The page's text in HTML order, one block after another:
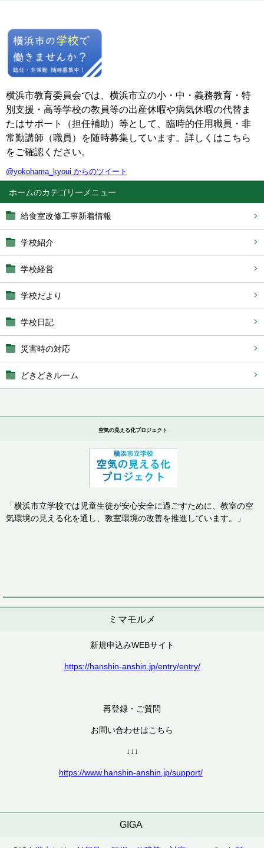
ホーム
給食室改修工事新着情報
学校紹介
学校経営
学校だより
学校日記
災害時の対応
どきどきルーム
空気の見える化プロジェクト
「横浜市立学校では児童生徒が安心安全に過ごすために、教室の空
気環境の見える化を通し、 教室環境の改善を推進しています。」
ミマモルメ
新規申込みWEBサイト
https://hanshin-anshin.jp/entry/entry/
再登録・ご質問
お問い合わせはこちら
↓↓↓
https://www.hanshin-anshin.jp/support/
GIGA
横浜市教育委員会では、横浜市立の小・中・義務教育・特
別支援・高等学校の教員等の出産休暇や病気休暇の代替ま
たはサポート（担任補助）等として、臨時的任用職員・非
常勤講師（職員）を随時募集しています。詳しくはこちら
をご確認ください。
@yokohama_kyoui からのツイート